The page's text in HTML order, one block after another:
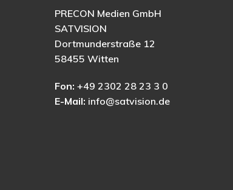
PRECON Medien GmbH
SATVISION
Dortmunderstraße 12
58455 Witten
Fon: +49 2302 28 23 3 0
E-Mail: info@satvision.de